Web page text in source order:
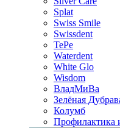
Splat
Swiss Smile
Swissdent
TePe
Waterdent
White Glo
Wisdom
ВладМиВа
Зелёная
Колумб
Профилактика